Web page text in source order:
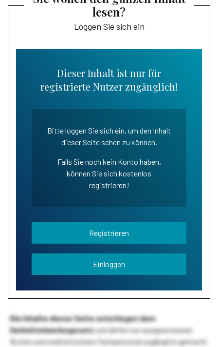
lesen?
Loggen Sie sich ein
Dieser Inhalt ist nur für
registrierte Nutzer zugänglich!
Bitte loggen Sie sich ein, um den Inhalt
dieser Seite sehen zu können.
Falls Sie noch kein Konto haben,
können Sie sich kostenlos
registrieren!
Registrieren
Einloggen
Die Inhalte dieser Seite unterliegen dem
Heilmittelwerbegesetzund dürfen nur ausgewiesenen
Ärzten und medizinischem Fachpersonal zugänglich gemacht